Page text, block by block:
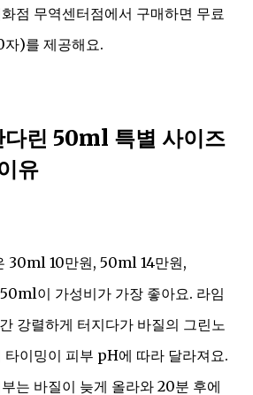
점 무역센터점에서 구매하면 무료
자)를 제공해요.
다린 50ml 특별 사이즈
유
30ml 10만원, 50ml 14만원,
이 가성비가 가장 좋아요. 라임
강렬하게 터지다가 바질의 그린노
타이밍이 피부 pH에 따라 달라져요.
는 바질이 늦게 올라와 20분 후에